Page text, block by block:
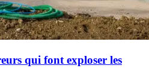
qui font exploser les